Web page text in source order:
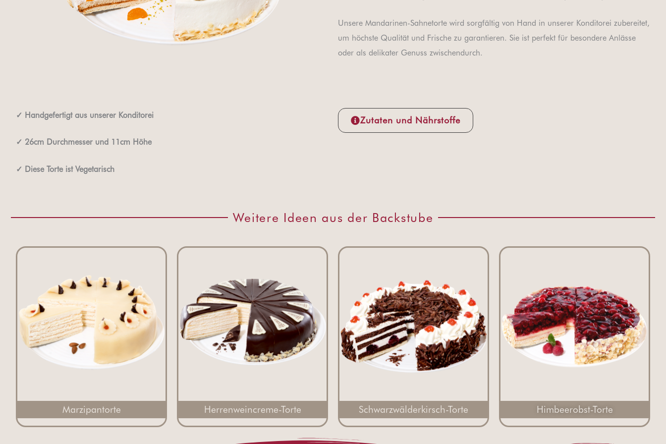
Unsere Mandarinen-Sahnetorte wird sorgfältig von Hand in unserer Konditorei zubereitet,
um höchste Qualität und Frische zu garantieren. Sie ist perfekt für besondere Anlässe
oder als delikater Genuss zwischendurch.
✓ Handgefertigt aus unserer Konditorei
✓ 26cm Durchmesser und 11cm Höhe
✓ Diese Torte ist Vegetarisch
Zutaten und Nährstoffe
Weitere Ideen aus der Backstube
Marzipantorte Herrenweincreme-Torte Schwarzwälderkirsch-Torte Himbeerobst-Torte